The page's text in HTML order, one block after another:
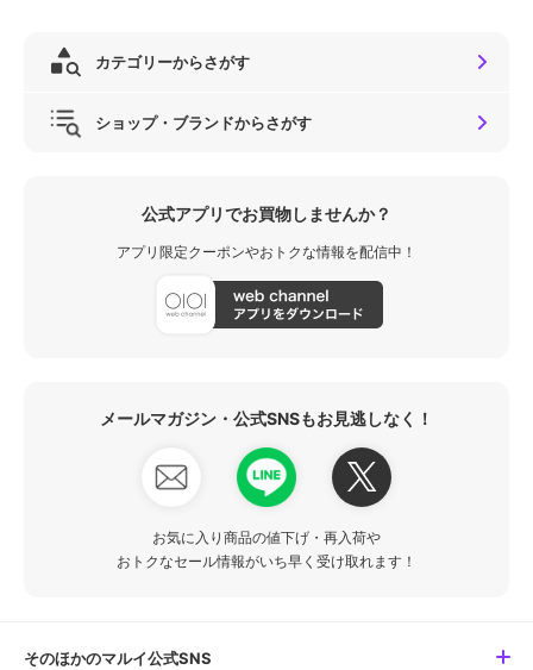
カテゴリーからさがす
ショップ・ブランドからさがす
公式アプリでお買物しませんか？
アプリ限定クーポンやおトクな情報を配信中！
メールマガジン・公式SNSもお見逃しなく！
お気に入り商品の値下げ・再入荷や
おトクなセール情報がいち早く受け取れます！
そのほかのマルイ公式SNS